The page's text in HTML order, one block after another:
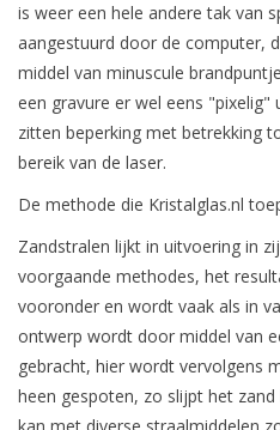
is weer een hele andere tak van
aangestuurd door de computer,
middel van minuscule
een gravure er wel eens
zitten beperking met betrekking
bereik van de laser.
De methode die Kristalglas.nl
Zandstralen lijkt in uitvoering in
voorgaande methodes, het
vooronder en wordt vaak als in
ontwerp wordt door middel van
gebracht, hier wordt vervolgens
heen gespoten, zo slijpt het